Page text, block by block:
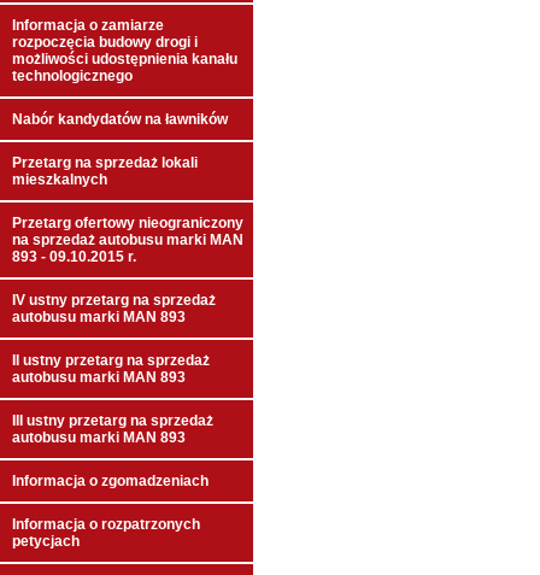
Informacja o zamiarze
rozpoczęcia budowy drogi i
możliwości udostępnienia kanału
technologicznego
Nabór kandydatów na ławników
Przetarg na sprzedaż lokali
mieszkalnych
Przetarg ofertowy nieograniczony
na sprzedaż autobusu marki MAN
893 - 09.10.2015 r.
IV ustny przetarg na sprzedaż
autobusu marki MAN 893
II ustny przetarg na sprzedaż
autobusu marki MAN 893
III ustny przetarg na sprzedaż
autobusu marki MAN 893
Informacja o zgomadzeniach
Informacja o rozpatrzonych
petycjach